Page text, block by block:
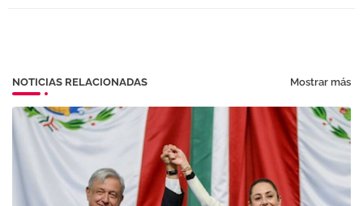
NOTICIAS RELACIONADAS Mostrar más